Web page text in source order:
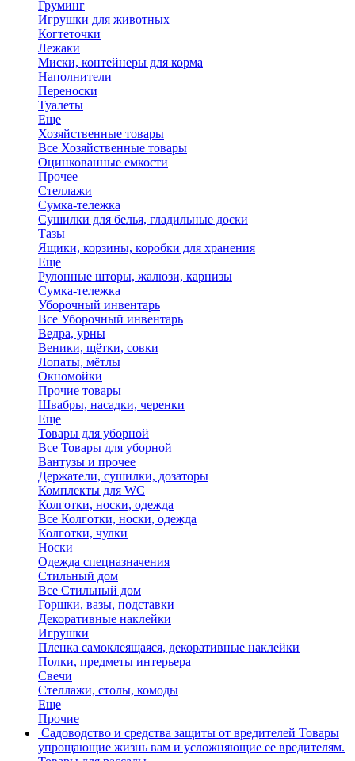
Груминг
Игрушки для животных
Когтеточки
Лежаки
Миски, контейнеры для корма
Наполнители
Переноски
Туалеты
Еще
Хозяйственные товары
Все Хозяйственные товары
Оцинкованные емкости
Прочее
Стеллажи
Сумка-тележка
Сушилки для белья, гладильные доски
Тазы
Ящики, корзины, коробки для хранения
Еще
Рулонные шторы, жалюзи, карнизы
Сумка-тележка
Уборочный инвентарь
Все Уборочный инвентарь
Ведра, урны
Веники, щётки, совки
Лопаты, мётлы
Окномойки
Прочие товары
Швабры, насадки, черенки
Еще
Товары для уборной
Все Товары для уборной
Вантузы и прочее
Держатели, сушилки, дозаторы
Комплекты для WC
Колготки, носки, одежда
Все Колготки, носки, одежда
Колготки, чулки
Носки
Одежда спецназначения
Стильный дом
Все Стильный дом
Горшки, вазы, подставки
Декоративные наклейки
Игрушки
Пленка самоклеящаяся, декоративные наклейки
Полки, предметы интерьера
Свечи
Стеллажи, столы, комоды
Еще
Прочие
Садоводство и средства защиты от вредителей Товары
упрощающие жизнь вам и усложняющие ее вредителям.